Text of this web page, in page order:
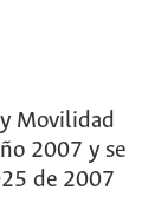
Movilidad
2007 y se
de 2007